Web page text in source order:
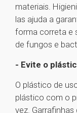
materiais.
las ajuda a
forma correta e
de fungos e
- Evite o
O plástico de
plástico com o
vez.